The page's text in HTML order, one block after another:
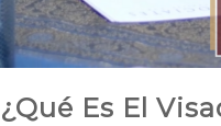
¿Qué Es El